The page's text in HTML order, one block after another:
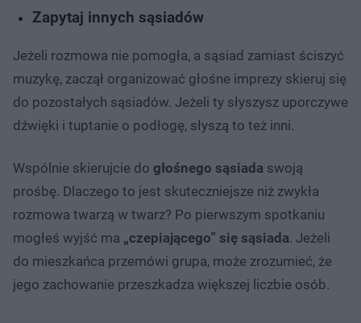
Zapytaj innych sąsiadów
Jeżeli rozmowa nie pomogła, a sąsiad zamiast ściszyć
muzykę, zaczął organizować głośne imprezy skieruj się
do pozostałych sąsiadów. Jeżeli ty słyszysz uporczywe
dźwięki i tuptanie o podłogę, słyszą to też inni.
Wspólnie skierujcie do głośnego sąsiada swoją
prośbę. Dlaczego to jest skuteczniejsze niż zwykła
rozmowa twarzą w twarz? Po pierwszym spotkaniu
mogłeś wyjść ma „czepiającego” się sąsiada. Jeżeli
do mieszkańca przemówi grupa, może zrozumieć, że
jego zachowanie przeszkadza większej liczbie osób.